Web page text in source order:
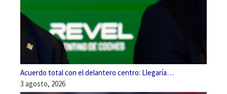
Acuerdo total con el delantero centro: Llegaría…
3 agosto, 2026